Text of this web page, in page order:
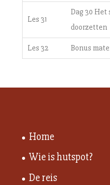
Les 31
Dag 30 Het
doorzetten
Les 32 Bonus
Home
Wie is hutspot?
De reis